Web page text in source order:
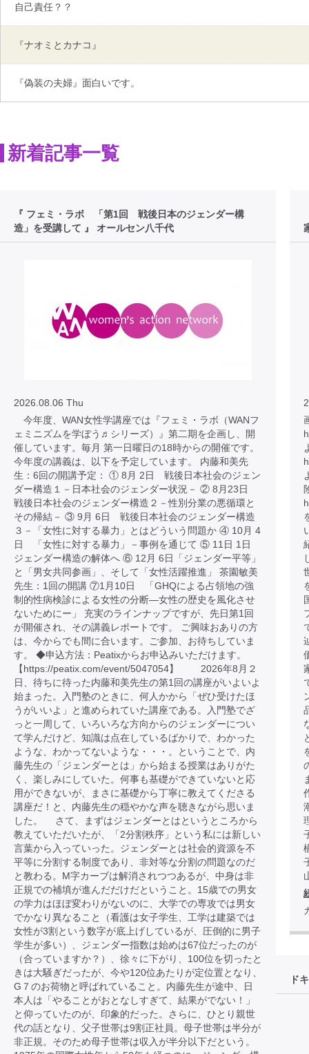
自己責任？？
『ナオミとカナコ』
『偽装の夫婦』面白いです。
新着記事一覧
『 フェミ・ラボ 「第1回 戦後日本のジェンダー構
造」を受講して 』 オールセン八千代
2026.08.06 Thu
今年度、WAN女性学講座では『フェミ・ラボ（WANフ
ェミニズムを学ぼう♬シリーズ）』第二期を企画し、開
催しています。毎月 第一日曜日の18時からの開催です。
今年度の講義は、以下を予定しています。 内藤和美先
生：6回の開講予定： ① 8月 2日 戦後日本社会のジェン
ダー構造１－日本社会のジェンダー状況－ ② 8月23日
戦後日本社会のジェンダー構造２－性別分業の悪循環と
その帰結－ ③ 9月 6日 戦後日本社会のジェンダー構造
３－「女性に対する暴力」とはどういう問題か ④ 10月 4
日 「女性に対する暴力」－事例を通じて ⑤ 11日 1日
ジェンダー構造の解体へ ⑥ 12月 6日「ジェンダー平等」
と「男女共同参画」、そして「女性活躍推進」 茶園敏美
先生：1回の開講 ⑦1月10日 「GHQによる占領地の強
制的性病検診による女性の分断―女性の歴史を風化させ
ないためにー」 充実のラインナップですが、先日第1回
が開催され、その講義レポートです。 ご興味おありの方
は、今からでも間に合います。ご参加、お待ちしていま
す。 ◆申込方法：Peatixからお申込みいただけます。
【https://peatix.com/event/5047054】 2026年8月２
日、待ちに待った内藤和美先生の第1回の講座がいよいよ
始まった。入門塾のときに、何人かから「ぜひ受けたほ
うがいいよ」と進められていた講座である。入門塾でざ
っと一周して、いろいろな方向からのジェンダーについ
て学んだけど、知識は点在しているばかりで、わかった
ような、わかってないような・・・。ということで、内
藤先生の「ジェンダーとは」から始まる授業はありがた
く、楽しみにしていた。何事も基礎ができていないと応
用ができないが、まさに基礎から丁寧に教えてくださる
講座だ！と、内藤先生の穏やかな声を聴きながら思いま
した。 さて、まずはジェンダーとはというところから
教えていただいたが、「2分割秩序」という私には新しい
言葉から入っていった。ジェンダーとは社会的資源を不
平等に分割する制度であり、非対等な分割の問題なのだ
と教わる。M字カーブは解消されつつあるが、中身は非
正規での補填が進んだだけだということ。15歳での男女
の学力はほぼ変わりがないのに、大学での専攻では男女
でかなり異なること（看護は女子学生、工学は建築では
女性が3割という数字が底上げしているが、圧倒的に男子
学生が多い）、ジェンダー指数は始めは67位だったのが
（合っていますか？）、徐々に下がり、100位を切ったと
きは大騒ぎだったが、今や120位あたりが定位置となり、
G７のお荷物と呼ばれていること。内藤先生が途中、日
本人は「やることがおとなしすぎて、結果がでない！」
と仰っていたのが、印象的だった。さらに、ひとり親世
代の話となり、父子世帯は9割正社員。母子世帯は半分が
非正規。そのため母子世帯は収入が半分以下だという。
ド